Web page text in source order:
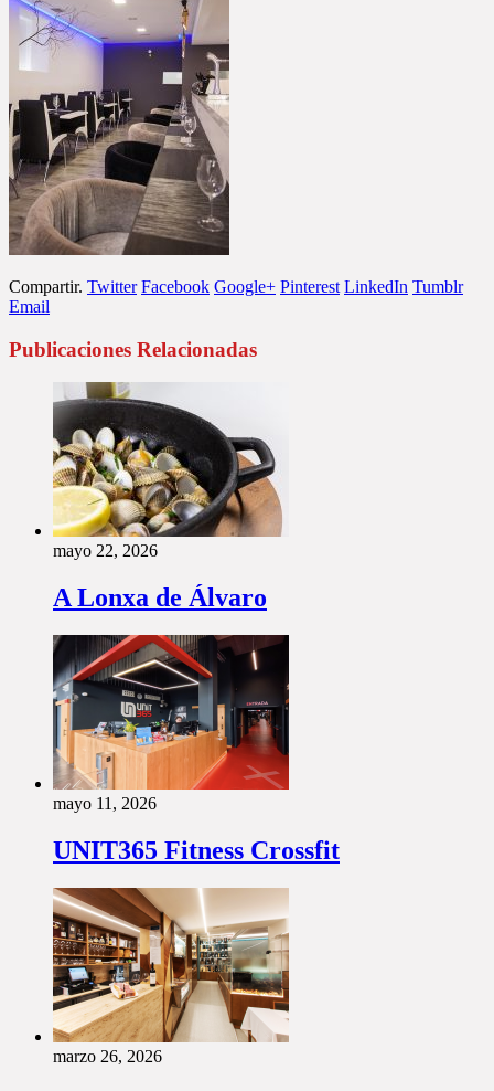
Compartir. Twitter Facebook Google+ Pinterest LinkedIn Tumblr
Email
Publicaciones Relacionadas
mayo 22, 2026
A Lonxa de Álvaro
mayo 11, 2026
UNIT365 Fitness Crossfit
marzo 26, 2026